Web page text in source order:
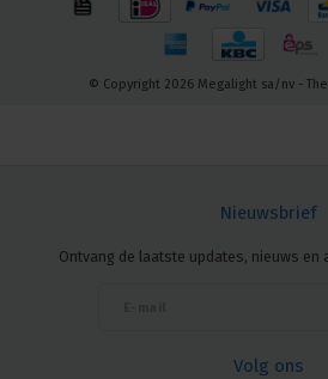
© Copyright 2026 Megalight sa/nv -
Nieuwsbrief
Ontvang de laatste updates, nieuws en
Volg ons